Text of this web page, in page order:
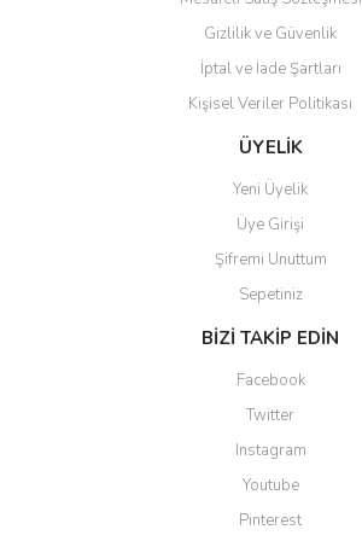
Gönder
Gizlilik ve Güvenlik
İptal ve İade Şartları
Kişisel Veriler Politikası
ÜYELİK
Yeni Üyelik
Üye Girişi
Şifremi Unuttum
Sepetiniz
BİZİ TAKİP EDİN
Facebook
Twitter
Instagram
Youtube
Pinterest